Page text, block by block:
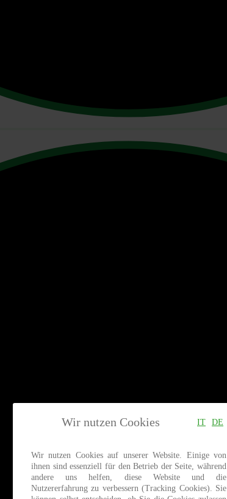
Wir nutzen Cookies IT DE
Wir nutzen Cookies auf unserer Website. Einige von
ihnen sind essenziell für den Betrieb der Seite, während
andere uns helfen, diese Website und die
Nutzererfahrung zu verbessern (Tracking Cookies). Sie